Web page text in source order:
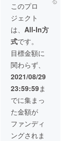
了承く
ださ
い。
る可能
性もご
ざいま
す。 ※
送料込
の価格
となり
ます。
※商品の
仕様、
デザイ
ンに関
しまし
ては一
部変更
になる
可能性
もござ
このプロ
ジェクト
は、 All-In方
式です。
目標金額に
関わらず、
2021/08/29
23:59:59ま
でに集まっ
た金額が
ファンディ
ングされま